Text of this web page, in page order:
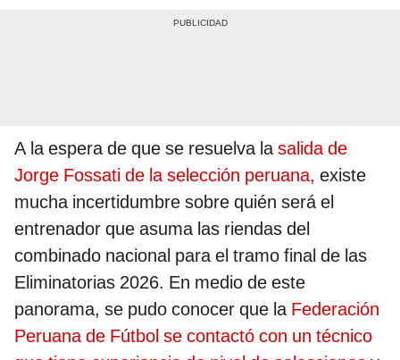
A la espera de que se resuelva lasalida de
Jorge Fossati de la selección peruana, existe
mucha incertidumbre sobre quién será el
entrenador que asuma las riendas del
combinado nacional para el tramo final de las
Eliminatorias 2026. En medio de este
panorama, se pudo conocer que la Federación
Peruana de Fútbol se contactó con un técnico